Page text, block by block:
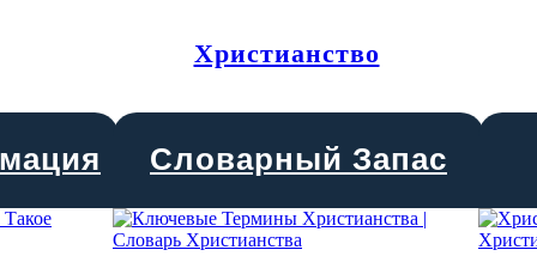
Христианство
Словарный Запас